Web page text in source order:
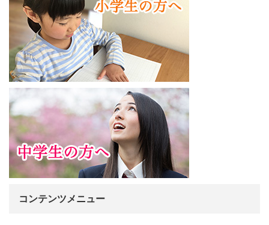
コンテンツメニュー